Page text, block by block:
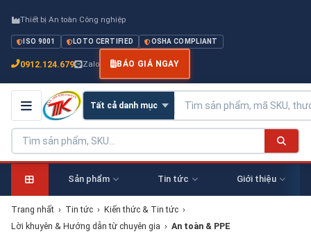
Thiết bị An toàn Công nghiệp
ISO 9001 LOTO CERTIFIED OSHA COMPLIANT
0912.124.679 Zalo BÁO GIÁ NGAY
Sản phẩm Tin tức Giới thiệu
Trang nhất › Tin tức › Kiến thức & Tin tức ›
Lời khuyên & Hướng dẫn từ chuyên gia › An toàn & PPE